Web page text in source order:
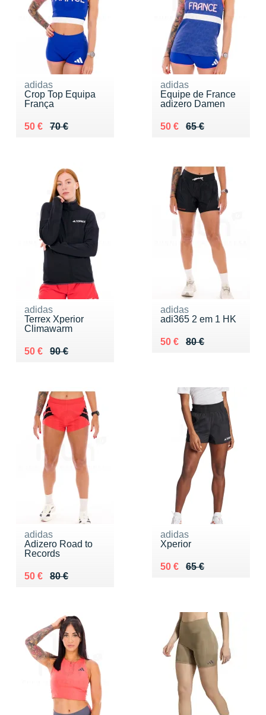
adidas
Crop Top Equipa
França
70 €
Au lieu de 70 €
50 €
Vendu 50 €
adidas
Équipe de France
adizero Damen
65 €
Au lieu de 65 €
50 €
Vendu 50 €
adidas
Terrex Xperior
Climawarm
90 €
Au lieu de 90 €
50 €
Vendu 50 €
adidas
adi365 2 em 1 HK
80 €
Au lieu de 80 €
50 €
Vendu 50 €
adidas
Adizero Road to
Records
80 €
Au lieu de 80 €
50 €
Vendu 50 €
adidas
Xperior
65 €
Au lieu de 65 €
50 €
Vendu 50 €